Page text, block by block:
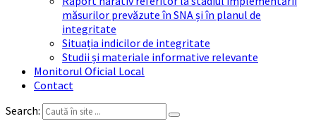
măsurilor prevăzute în SNA și în planul de
integritate
Situația indicilor de integritate
Studii și materiale informative relevante
Monitorul Oficial Local
Contact
Search: